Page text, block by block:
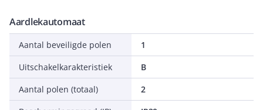
Aardlekautomaat
Aantal beveiligde polen
1
Uitschakelkarakteristiek
B
Aantal polen (totaal)
2